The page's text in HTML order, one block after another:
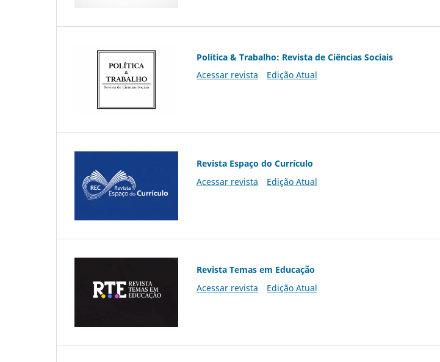
Política & Trabalho: Revista de Ciências Sociais
Acessar revista
Edição Atual
Revista Espaço do Currículo
Acessar revista
Edição Atual
Revista Temas em Educação
Acessar revista
Edição Atual